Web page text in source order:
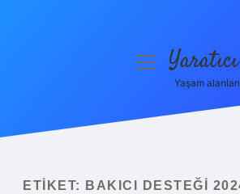
Yasal Uyarı
menüyü
Yaşam
ETIKET:
BAKICI DESTEĞI